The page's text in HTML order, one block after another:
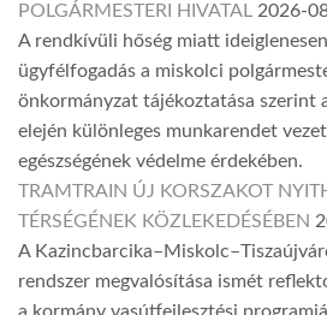
POLGÁRMESTERI HIVATAL 2026-
A rendkívüli hőség miatt
ügyfélfogadás a miskolci
önkormányzat tájékoztatása szerint
elején különleges munkarendet
egészségének védelme érdekében.
TRAMTRAIN ÚJ KORSZAKOT
TÉRSÉGÉNEK KÖZLEKEDÉSÉBEN
A
rendszer megvalósítása ismét